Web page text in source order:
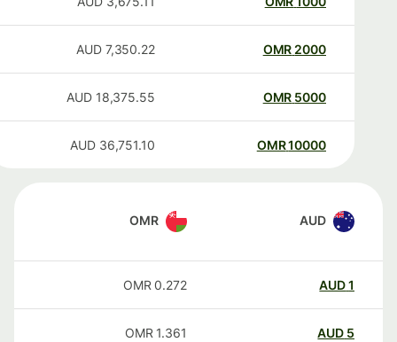
2000
OMR
7,350.22
AUD
5000
OMR
18,375.55
AUD
10000
OMR
36,751.10
AUD
AUD
OMR
AUD
0.272
OMR
AUD
1.361
OMR